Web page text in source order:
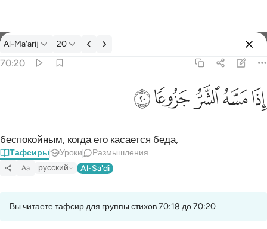
Тафсир: Al-Ma'arij 70:20
Al-Ma'arij 20
70:20
ﱰﱱﱲﱳﱴ
беспокойным, когда его касается беда,
Тафсиры Уроки Размышления
Aa русский Al-Sa'di
Вы читаете тафсир для группы стихов 70:18 до 70:20